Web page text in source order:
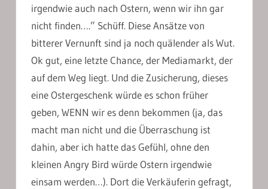
irgendwie auch nach Ostern, wenn wir ihn gar
nicht finden….” Schüff. Diese Ansätze von
bitterer Vernunft sind ja noch quälender als Wut.
Ok gut, eine letzte Chance, der Mediamarkt, der
auf dem Weg liegt. Und die Zusicherung, dieses
eine Ostergeschenk würde es schon früher
geben, WENN wir es denn bekommen (ja, das
macht man nicht und die Überraschung ist
dahin, aber ich hatte das Gefühl, ohne den
kleinen Angry Bird würde Ostern irgendwie
einsam werden…). Dort die Verkäuferin gefragt,